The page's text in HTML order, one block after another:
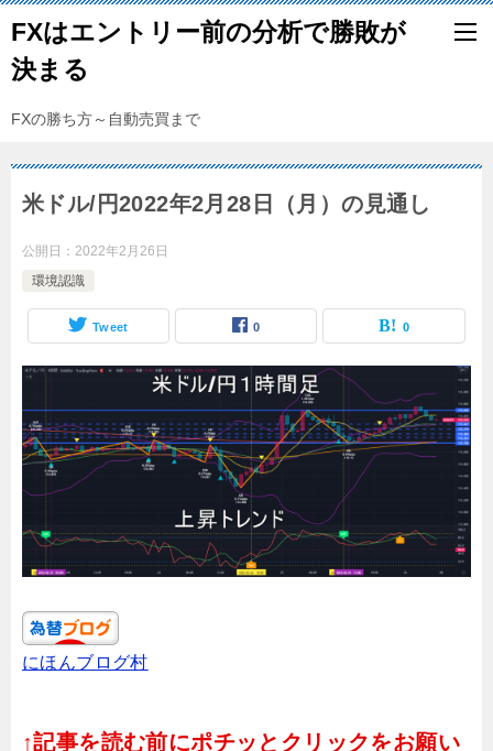
FXはエントリー前の分析で勝敗が
決まる
FXの勝ち方～自動売買まで
米ドル/円2022年2月28日（月）の見通し
公開日： 2022年2月26日
環境認識
Tweet 0 0
にほんブログ村
↑記事を読む前にポチッとクリックをお願い